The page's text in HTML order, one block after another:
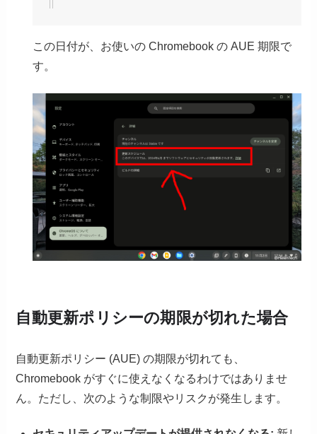
この日付が、お使いの Chromebook の AUE 期限で
す。
自動更新ポリシーの期限が切れた場合
自動更新ポリシー (AUE) の期限が切れても、
Chromebook がすぐに使えなくなるわけではありませ
ん。ただし、次のような制限やリスクが発生します。